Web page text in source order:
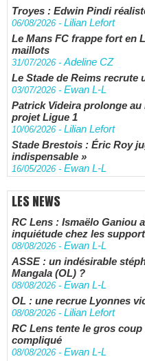
Troyes : Edwin Pindi
06/08/2026 - Lilian Lefort
Le Mans FC frappe fort en
maillots
31/07/2026 -Adeline CZ
Le Stade de Reims recrute
03/07/2026 - Ewan L-L
Patrick Videira prolonge au
projet Ligue 1
10/06/2026 - Lilian Lefort
Stade Brestois : Éric Roy
indispensable »
16/05/2026 - Ewan L-L
LES NEWS
RC Lens : Ismaëlo Ganiou
inquiétude chez les
08/08/2026 - Ewan L-L
ASSE : un indésirable
Mangala (OL) ?
08/08/2026 - Ewan L-L
OL : une recrue Lyonnes
08/08/2026 - Lilian Lefort
RC Lens tente le gros
compliqué
08/08/2026 - Ewan L-L